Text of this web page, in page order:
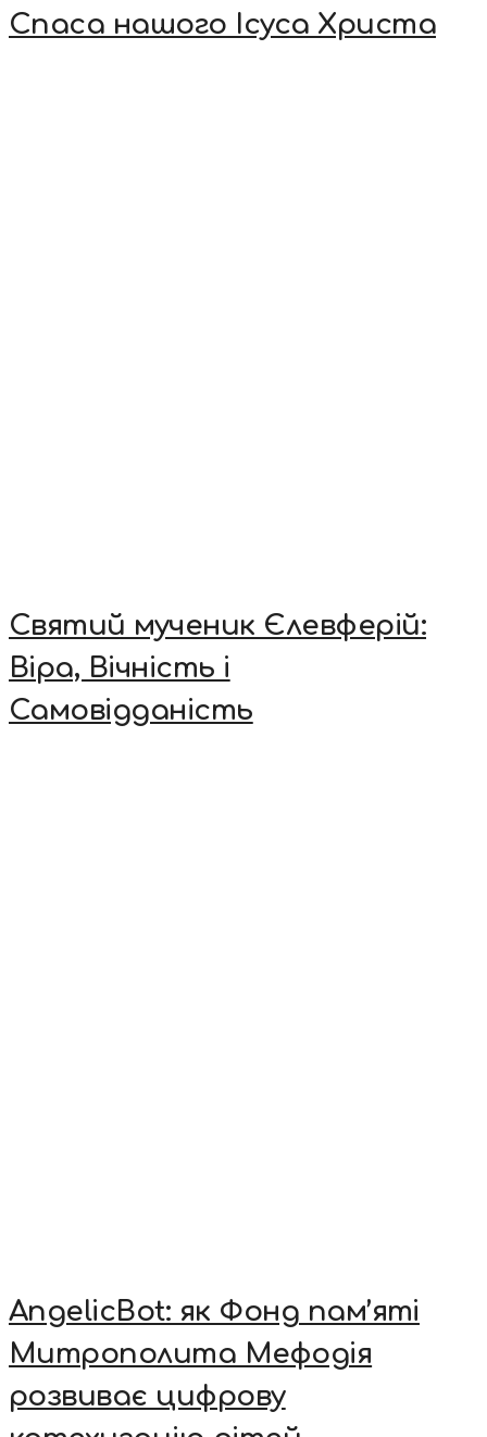
Спаса нашого Ісуса Христа
Святий мученик Єлевферій:
Віра, Вічність і
Самовідданість
AngelicBot: як Фонд пам’яті
Митрополита Мефодія
розвиває цифрову